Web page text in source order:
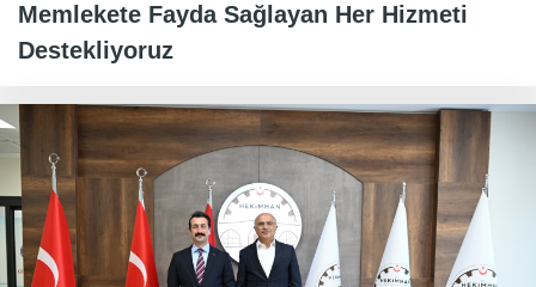
Memlekete Fayda Sağlayan Her Hizmeti
Destekliyoruz